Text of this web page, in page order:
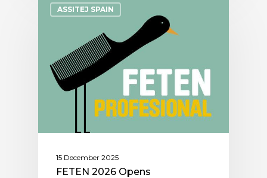
ASSITEJ SPAIN
15 December 2025
FETEN 2026 Opens